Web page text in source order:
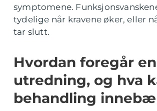
symptomene.
tydelige når kravene øker, eller
tar slutt.
Hvordan foregår
utredning, og hva
behandling